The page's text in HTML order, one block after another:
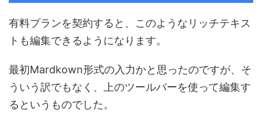
有料プランを契約すると、このようなリッチテキス
トも編集できるようになります。
最初Mardkown形式の入力かと思ったのですが、そ
ういう訳でもなく、上のツールバーを使って編集す
るというものでした。